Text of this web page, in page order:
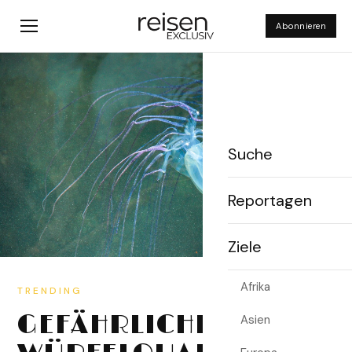
Abonnieren
Suche
Reportagen
Ziele
Afrika
Asien
FRANKREICH